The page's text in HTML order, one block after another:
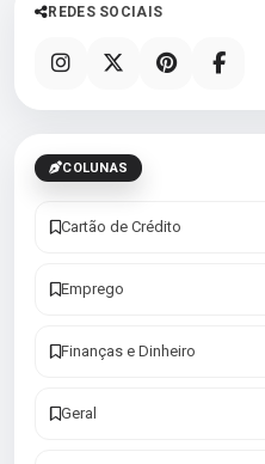
REDES SOCIAIS
COLUNAS
Cartão de Crédito
Emprego
Finanças e Dinheiro
Geral